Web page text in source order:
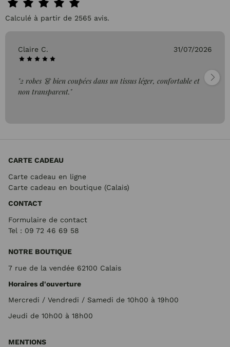
Calculé à partir de 2565 avis.
Pascale P. 26/07/2026
"très bien"
CARTE CADEAU
Carte cadeau en ligne
Carte cadeau en boutique (Calais)
CONTACT
Formulaire de contact
Tel : 09 72 46 69 58
NOTRE BOUTIQUE
7 rue de la vendée 62100 Calais
Horaires d'ouverture
Mercredi / Vendredi / Samedi de 10h00 à 19h00
Jeudi de 10h00 à 18h00
MENTIONS